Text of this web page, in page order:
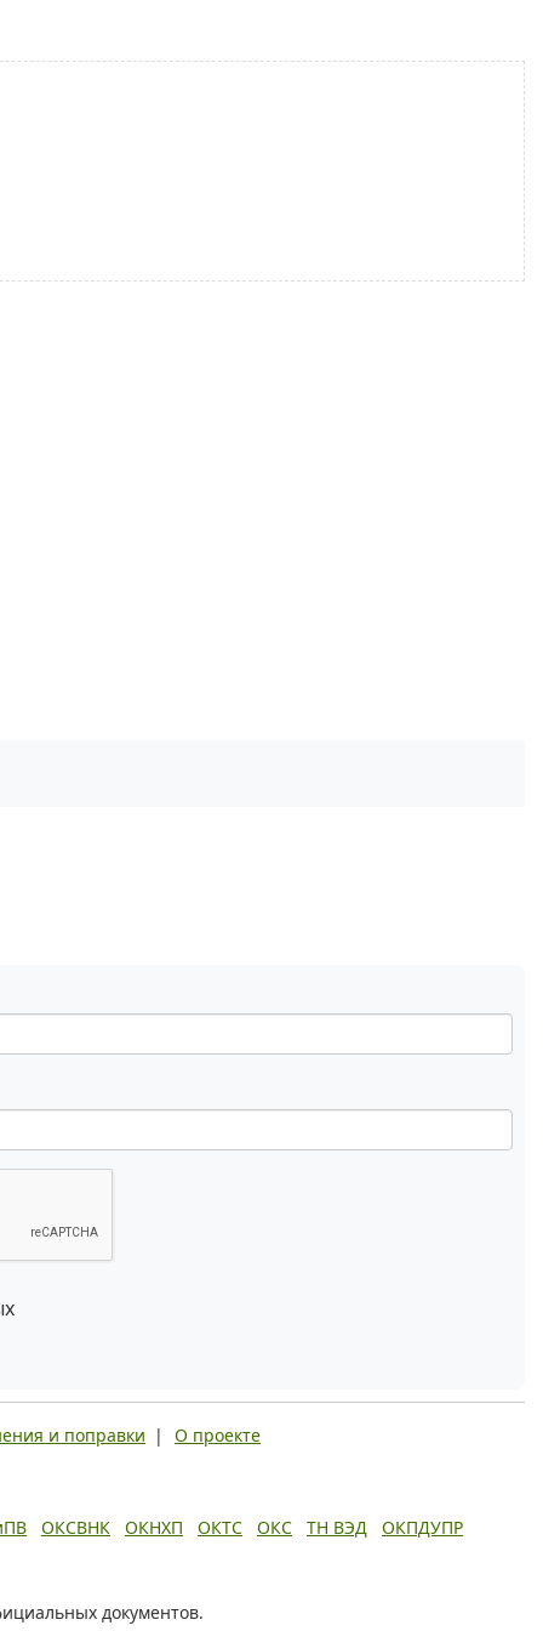
и поправки | О проекте
ОКСВНК ОКНХП ОКТС ОКС ТН ВЭД ОКПДУПР
документов.